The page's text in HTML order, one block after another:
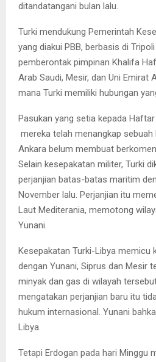
ditandatangani bulan lalu.
Turki mendukung Pemerintah
yang diakui PBB, berbasis di
pemberontak pimpinan Khalifa
Arab Saudi, Mesir, dan Uni Emirat
mana Turki memiliki hubungan
Pasukan yang setia kepada
mereka telah menangkap sebuah
Ankara belum membuat
Selain kesepakatan militer, Turki
perjanjian batas-batas maritim
November lalu. Perjanjian itu
Laut Mediterania, memotong
Yunani.
Kesepakatan Turki-Libya memicu
dengan Yunani, Siprus dan Mesir
minyak dan gas di wilayah
mengatakan perjanjian baru itu
hukum internasional. Yunani
Libya.
Tetapi Erdogan pada hari Minggu